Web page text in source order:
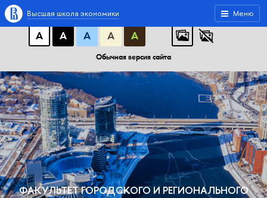
A A A АБB
АБB
А
А А А А
Обычная версия сайта
Меню
Высшая школа экономики
ФАКУЛЬТЕТ ГОРОДСКОГО И РЕГИОНАЛЬНОГО